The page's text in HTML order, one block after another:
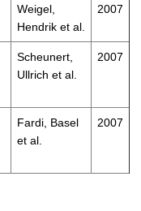
Weigel,
Hendrik et al.
2007
Scheunert,
Ullrich et al.
2007
Fardi, Basel
et al.
2007